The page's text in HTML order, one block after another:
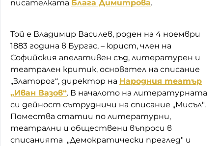
писателката Блага Димитрова.
Той е Владимир Василев, роден на 4 ноември
1883 година в Бургас, – юрист, член на
Софийския апелативен съд, литературен и
театрален критик, основател на списание
„Златорог“, директор на Народния театър
„Иван Вазов“. В началото на литературната
си дейност сътрудничи на списание „Мисъл".
Помества статии по литературни,
театрални и обществени въпроси в
списанията „Демократически преглед" и